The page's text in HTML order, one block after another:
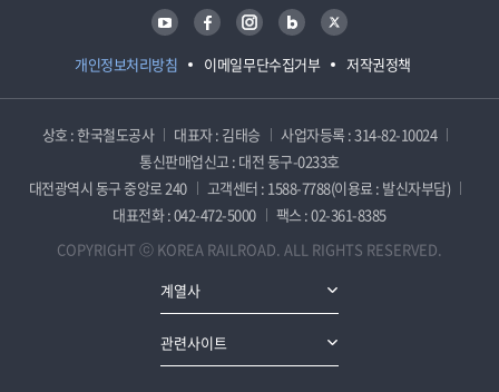
개인정보처리방침 이메일무단수집거부 저작권정책
유튜브 페이스북 인스타그램 블로그 트위터
상호 : 한국철도공사 대표자 : 김태승
사업자등록 : 314-82-10024
통신판매업신고 : 대전 동구-0233호
대전광역시 동구 중앙로 240
고객센터 : 1588-7788(이용료 : 발신자부담)
대표전화 : 042-472-5000
팩스 : 02-361-8385
COPYRIGHT ⓒ KOREA RAILROAD. ALL RIGHTS RESERVED.
계열사
관련사이트